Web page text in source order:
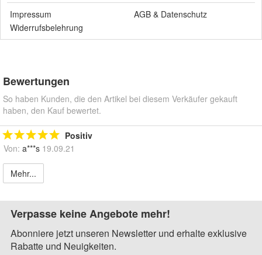
Impressum
AGB & Datenschutz
Widerrufsbelehrung
Bewertungen
So haben Kunden, die den Artikel bei diesem Verkäufer gekauft
haben, den Kauf bewertet.
Positiv
Von: a***s 19.09.21
Mehr...
Verpasse keine Angebote mehr!
Abonniere jetzt unseren Newsletter und erhalte exklusive
Rabatte und Neuigkeiten.